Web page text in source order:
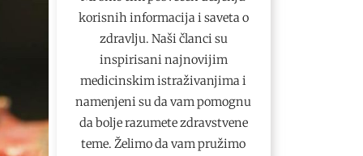
korisnih informacija i saveta o
zdravlju. Naši članci su
inspirisani najnovijim
medicinskim istraživanjima i
namenjeni su da vam pomognu
da bolje razumete zdravstvene
teme. Želimo da vam pružimo